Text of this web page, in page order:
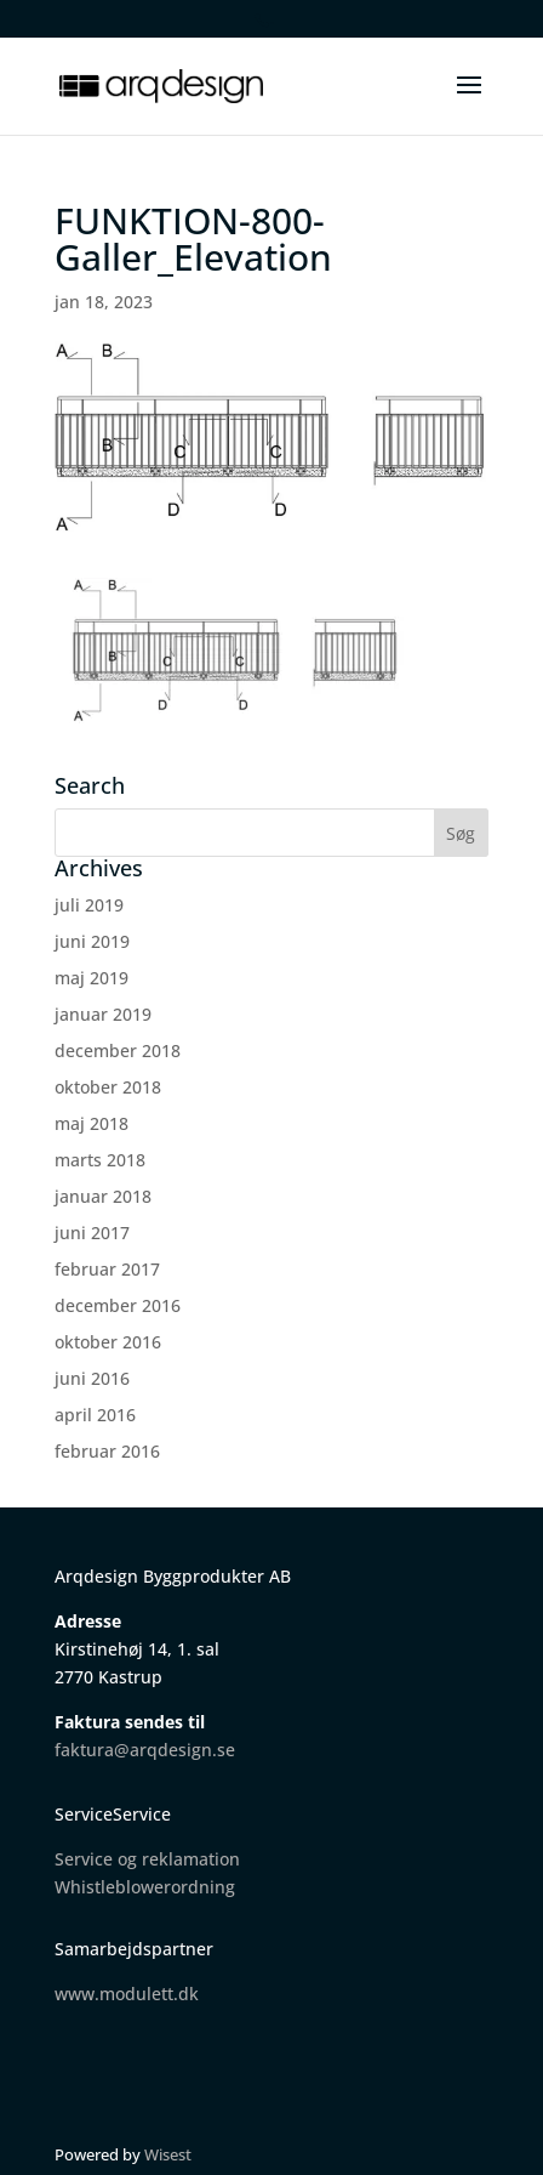
FUNKTION-800-
Galler_Elevation
jan 18, 2023
Search
Archives
juli 2019
juni 2019
maj 2019
januar 2019
december 2018
oktober 2018
maj 2018
marts 2018
januar 2018
juni 2017
februar 2017
december 2016
oktober 2016
juni 2016
april 2016
februar 2016
Arqdesign Byggprodukter AB
Adresse
Kirstinehøj 14, 1. sal
2770 Kastrup
Faktura sendes til
faktura@arqdesign.se
ServiceService
Service og reklamation
Whistleblowerordning
Samarbejdspartner
www.modulett.dk
Powered byWisest